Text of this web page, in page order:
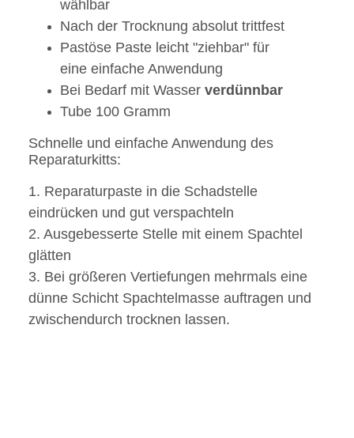
wählbar
Nach der Trocknung absolut trittfest
Pastöse Paste leicht "ziehbar" für
eine einfache Anwendung
Bei Bedarf mit Wasser verdünnbar
Tube 100 Gramm
Schnelle und einfache Anwendung des
Reparaturkitts:
1. Reparaturpaste in die Schadstelle
eindrücken und gut verspachteln
2. Ausgebesserte Stelle mit einem Spachtel
glätten
3. Bei größeren Vertiefungen mehrmals eine
dünne Schicht Spachtelmasse auftragen und
zwischendurch trocknen lassen.